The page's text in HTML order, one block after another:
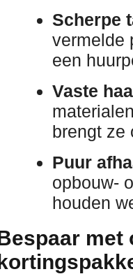
Scherpe
vermelde
een
Vaste
brengt
Puur
opbouw-
houden
met